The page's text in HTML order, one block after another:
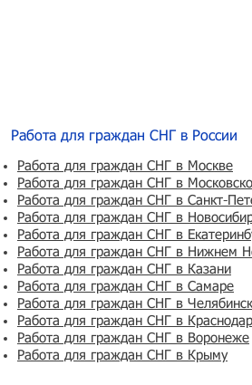
Работа для граждан СНГ в России
Работа для граждан СНГ в Москве
Работа для граждан СНГ в
Работа для граждан СНГ в Санкт-
Работа для граждан СНГ в
Работа для граждан СНГ в
Работа для граждан СНГ в Нижнем
Работа для граждан СНГ в Казани
Работа для граждан СНГ в Самаре
Работа для граждан СНГ в
Работа для граждан СНГ в
Работа для граждан СНГ в Воронеже
Работа для граждан СНГ в Крыму